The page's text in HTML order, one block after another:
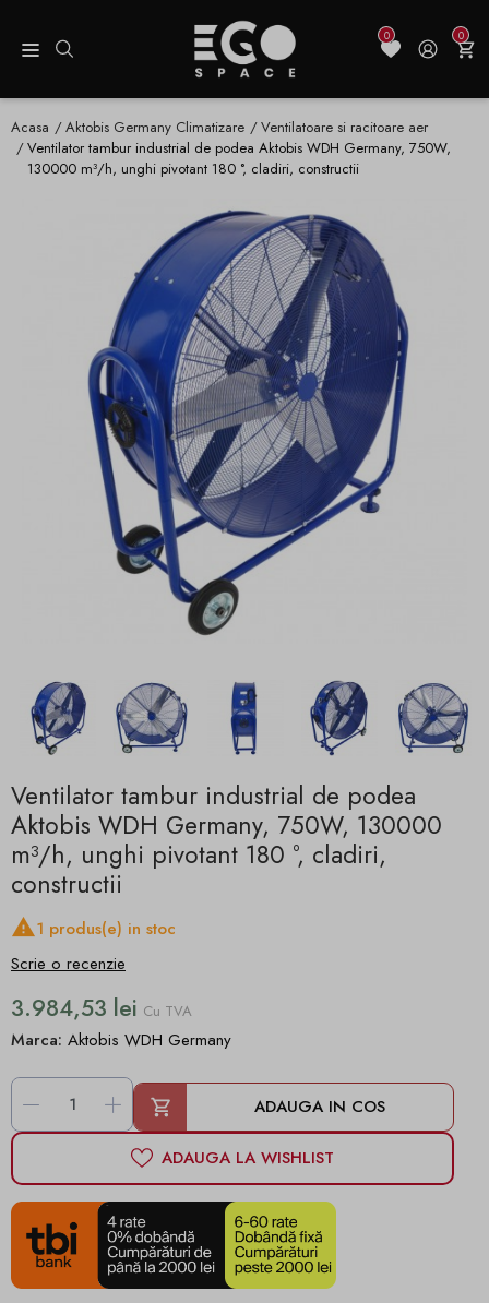
0 0
Acasa Aktobis Germany Climatizare
Ventilatoare si racitoare aer
Ventilator tambur industrial de podea Aktobis WDH Germany, 750W,
130000 m³/h, unghi pivotant 180 °, cladiri, constructii
Ventilator tambur industrial de podea
Aktobis WDH Germany, 750W, 130000
m³/h, unghi pivotant 180 °, cladiri,
constructii
1 produs(e) in stoc
Scrie o recenzie
3.984,53 lei Cu TVA
Marca: Aktobis WDH Germany
- + ADAUGA IN COS
ADAUGA LA WISHLIST